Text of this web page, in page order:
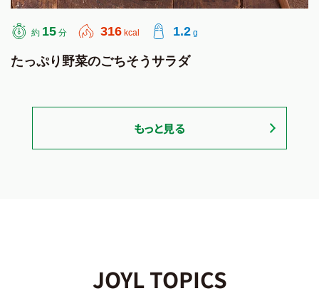
約 15 分 316 kcal 1.2 g
たっぷり野菜のごちそうサラダ
もっと見る
JOYL TOPICS